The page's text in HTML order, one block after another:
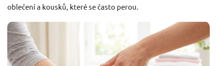
oblečení a kousků, které se často perou.